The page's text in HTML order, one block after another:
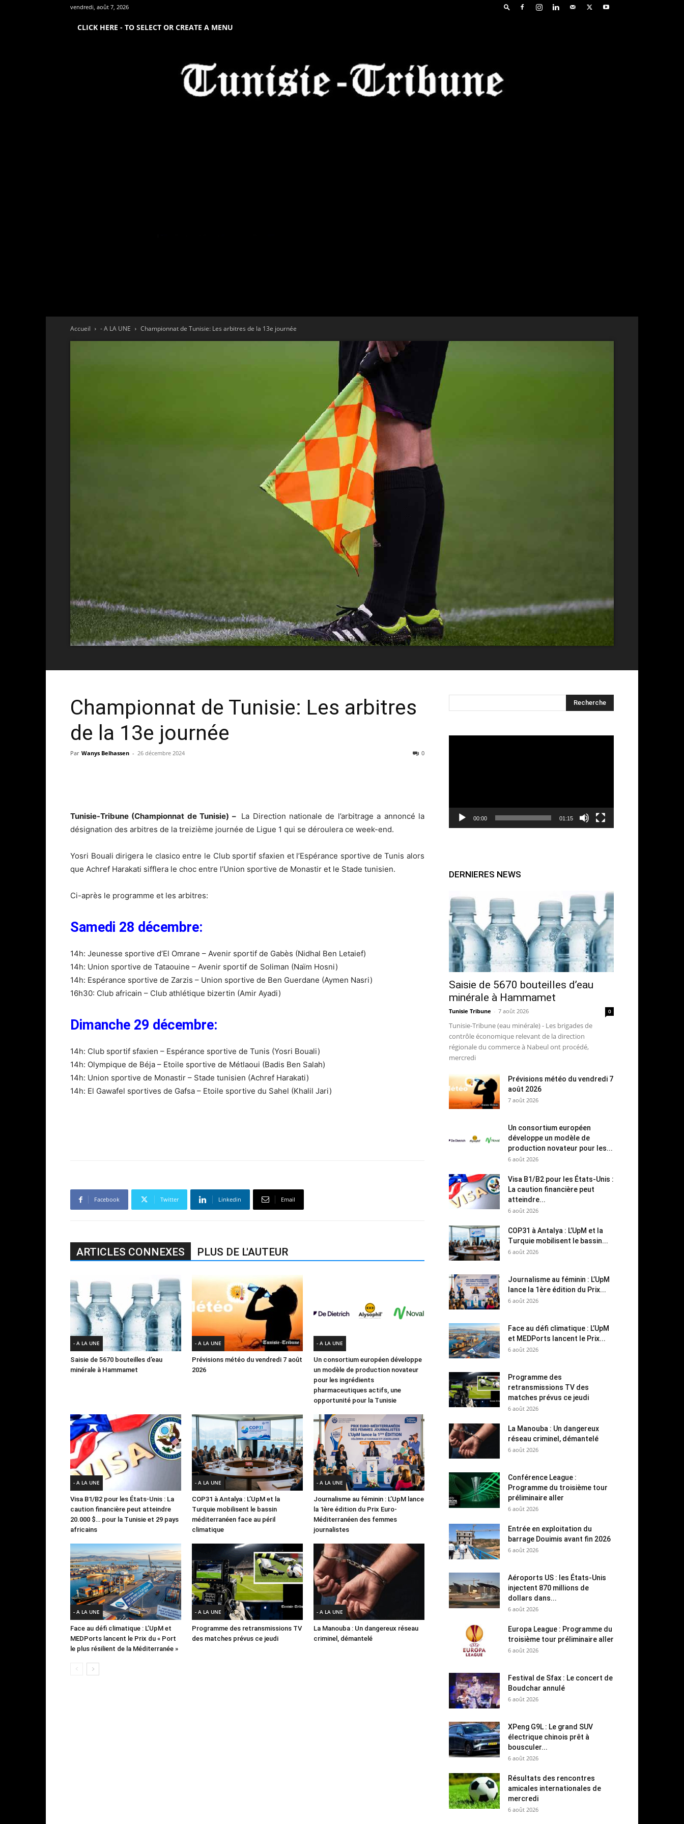
vendredi, août 7, 2026
CLICK HERE - TO SELECT OR CREATE A MENU
Accueil - A LA UNE Championnat de Tunisie: Les arbitres de la 13e journée
Championnat de Tunisie: Les arbitres
de la 13e journée
Par Wanys Belhassen - 26 décembre 2024 0
Tunisie-Tribune (Championnat de Tunisie) – La Direction nationale de l’arbitrage a annoncé la
désignation des arbitres de la treizième journée de Ligue 1 qui se déroulera ce week-end.
Yosri Bouali dirigera le clasico entre le Club sportif sfaxien et l’Espérance sportive de Tunis alors
que Achref Harakati sifflera le choc entre l’Union sportive de Monastir et le Stade tunisien.
Ci-après le programme et les arbitres:
Samedi 28 décembre:
14h: Jeunesse sportive d’El Omrane – Avenir sportif de Gabès (Nidhal Ben Letaief)
14h: Union sportive de Tataouine – Avenir sportif de Soliman (Naïm Hosni)
14h: Espérance sportive de Zarzis – Union sportive de Ben Guerdane (Aymen Nasri)
16h30: Club africain – Club athlétique bizertin (Amir Ayadi)
Dimanche 29 décembre:
14h: Club sportif sfaxien – Espérance sportive de Tunis (Yosri Bouali)
14h: Olympique de Béja – Etoile sportive de Métlaoui (Badis Ben Salah)
14h: Union sportive de Monastir – Stade tunisien (Achref Harakati)
14h: El Gawafel sportives de Gafsa – Etoile sportive du Sahel (Khalil Jari)
Facebook Twitter Linkedin Email
ARTICLES CONNEXES PLUS DE L'AUTEUR
- A LA UNE
Saisie de 5670 bouteilles d’eau
minérale à Hammamet
- A LA UNE
Prévisions météo du vendredi 7 août
2026
- A LA UNE
Un consortium européen développe
un modèle de production novateur
pour les ingrédients
pharmaceutiques actifs, une
opportunité pour la Tunisie
- A LA UNE
Visa B1/B2 pour les États-Unis : La
caution financière peut atteindre
20.000 $… pour la Tunisie et 29 pays
africains
- A LA UNE
COP31 à Antalya : L’UpM et la
Turquie mobilisent le bassin
méditerranéen face au péril
climatique
- A LA UNE
Journalisme au féminin : L’UpM lance
la 1ère édition du Prix Euro-
Méditerranéen des femmes
journalistes
- A LA UNE
Face au défi climatique : L’UpM et
MEDPorts lancent le Prix du « Port
le plus résilient de la Méditerranée »
- A LA UNE
Programme des retransmissions TV
des matches prévus ce jeudi
- A LA UNE
La Manouba : Un dangereux réseau
criminel, démantelé
00:00 01:15
DERNIERES NEWS
Saisie de 5670 bouteilles d’eau
minérale à Hammamet
Tunisie Tribune - 7 août 2026 0
Tunisie-Tribune (eau minérale) - Les brigades de
contrôle économique relevant de la direction
régionale du commerce à Nabeul ont procédé,
mercredi
Prévisions météo du vendredi 7
août 2026
7 août 2026
Un consortium européen
développe un modèle de
production novateur pour les...
6 août 2026
Visa B1/B2 pour les États-Unis :
La caution financière peut
atteindre...
6 août 2026
COP31 à Antalya : L’UpM et la
Turquie mobilisent le bassin...
6 août 2026
Journalisme au féminin : L’UpM
lance la 1ère édition du Prix...
6 août 2026
Face au défi climatique : L’UpM
et MEDPorts lancent le Prix...
6 août 2026
Programme des
retransmissions TV des
matches prévus ce jeudi
6 août 2026
La Manouba : Un dangereux
réseau criminel, démantelé
6 août 2026
Conférence League :
Programme du troisième tour
préliminaire aller
6 août 2026
Entrée en exploitation du
barrage Douimis avant fin 2026
6 août 2026
Aéroports US : les États-Unis
injectent 870 millions de
dollars dans...
6 août 2026
Europa League : Programme du
troisième tour préliminaire aller
6 août 2026
Festival de Sfax : Le concert de
Boudchar annulé
6 août 2026
XPeng G9L : Le grand SUV
électrique chinois prêt à
bousculer...
6 août 2026
Résultats des rencontres
amicales internationales de
mercredi
6 août 2026